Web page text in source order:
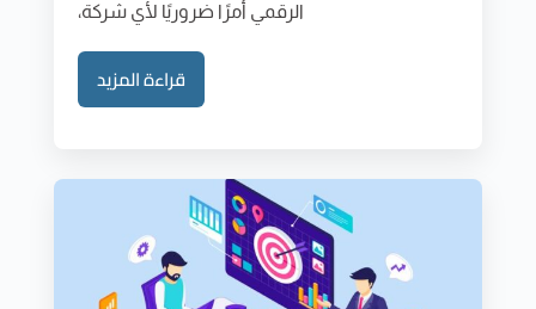
الرقمي أمرًا ضروريًا لأي شركة،
قراءة المزيد